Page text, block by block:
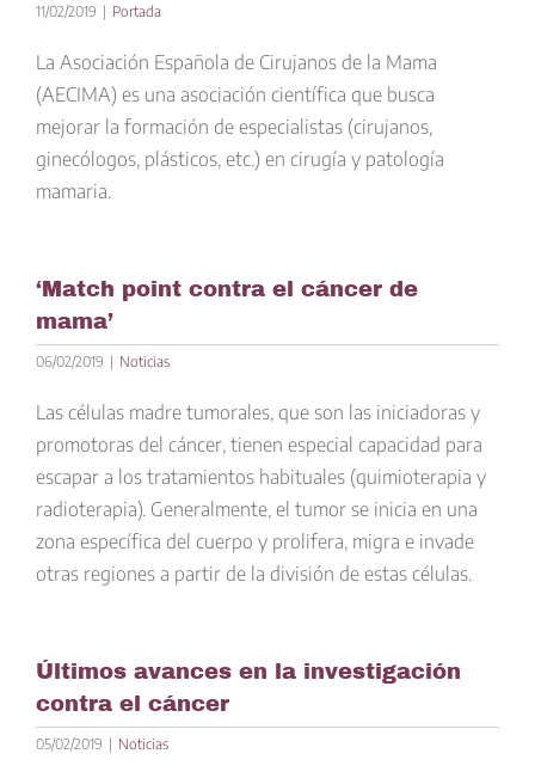
11/02/2019 | Portada
La Asociación Española de Cirujanos de la Mama
(AECIMA) es una asociación científica que busca
mejorar la formación de especialistas (cirujanos,
ginecólogos, plásticos, etc.) en cirugía y patología
mamaria.
‘Match point contra el cáncer de
mama’
06/02/2019 | Noticias
Las células madre tumorales, que son las iniciadoras y
promotoras del cáncer, tienen especial capacidad para
escapar a los tratamientos habituales (quimioterapia y
radioterapia). Generalmente, el tumor se inicia en una
zona específica del cuerpo y prolifera, migra e invade
otras regiones a partir de la división de estas células.
Últimos avances en la investigación
contra el cáncer
05/02/2019 | Noticias